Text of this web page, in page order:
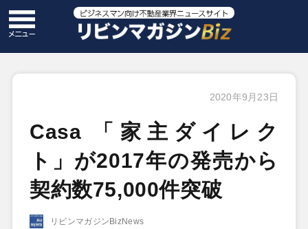
2020年9月23日
Casa 「家主ダイレク
ト」が2017年の発売から
契約数75,000件突破
リビンマガジンBizNews